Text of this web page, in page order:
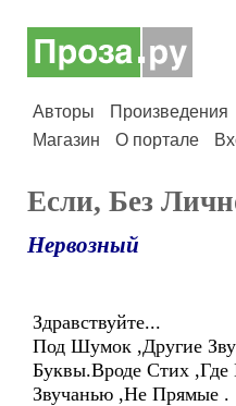
Авторы Произведения
Магазин
О портале
Если, Без
Нервозный
Здравствуйте...
Под Шумок ,Другие
Буквы.Вроде Стих
Звучанью ,Не Прямые .